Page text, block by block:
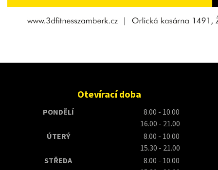
Otevírací doba
PONDĚLÍ
8.00 - 10.00
16.00 - 21.00
ÚTERÝ
8.00 - 10.00
15.30 - 21.00
STŘEDA
8.00 - 10.00